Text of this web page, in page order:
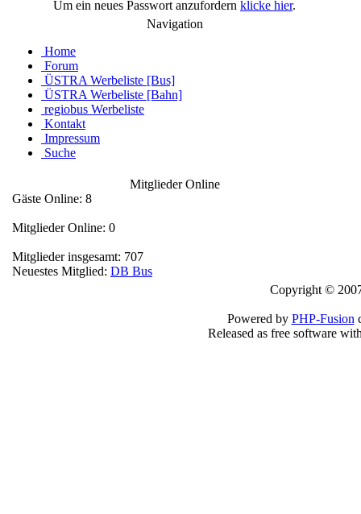
Um ein neues Passwort anzufordern klicke hier.
Navigation
Home
Forum
ÜSTRA Werbeliste [Bus]
ÜSTRA Werbeliste [Bahn]
regiobus Werbeliste
Kontakt
Impressum
Suche
Mitglieder Online
Gäste Online: 8
Mitglieder Online: 0
Mitglieder insgesamt: 707
Neuestes Mitglied: DB Bus
Copyright ©
Powered by PHP-Fusion
Released as free software